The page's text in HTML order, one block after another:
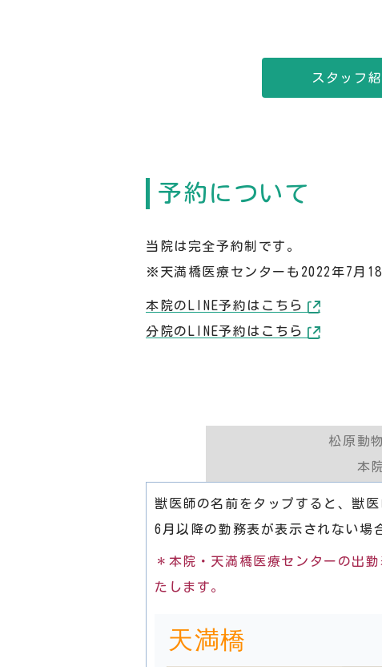
スタッフ
予約について
当院は完全予約制です。
※天満橋医療センターも2022年7月
本院のLINE予約はこちら
分院のLINE予約はこちら
松原動
本院
獣医師の名前をタップすると、獣
6月以降の勤務表が表示されない場
＊本院・天満橋医療センターの出
たします。
天満橋